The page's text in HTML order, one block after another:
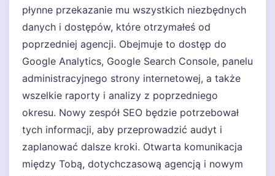
płynne przekazanie mu wszystkich niezbędnych
danych i dostępów, które otrzymałeś od
poprzedniej agencji. Obejmuje to dostęp do
Google Analytics, Google Search Console, panelu
administracyjnego strony internetowej, a także
wszelkie raporty i analizy z poprzedniego
okresu. Nowy zespół SEO będzie potrzebował
tych informacji, aby przeprowadzić audyt i
zaplanować dalsze kroki. Otwarta komunikacja
między Tobą, dotychczasową agencją i nowym